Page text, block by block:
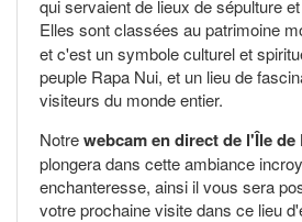
qui servaient de lieux de sépulture
Elles sont classées au patrimoine
et c'est un symbole culturel et
peuple Rapa Nui, et un lieu de
visiteurs du monde entier.
Notrewebcam en direct de l'Île de
plongera dans cette ambiance
enchanteresse, ainsi il vous sera
votre prochaine visite dans ce lieu